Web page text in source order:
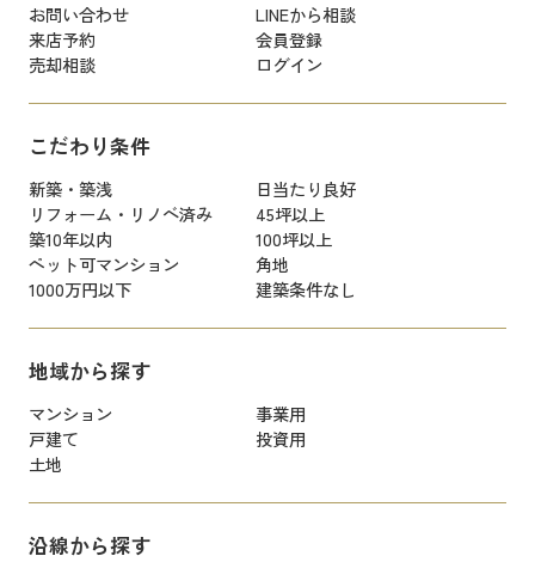
お問い合わせ
LINEから相談
来店予約
会員登録
売却相談
ログイン
こだわり条件
新築・築浅
日当たり良好
リフォーム・リノベ済み
45坪以上
築10年以内
100坪以上
ペット可マンション
角地
1000万円以下
建築条件なし
地域から探す
マンション
事業用
戸建て
投資用
土地
沿線から探す